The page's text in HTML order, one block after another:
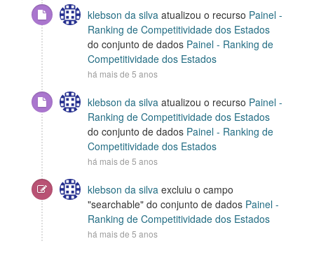
klebson da silva atualizou o recurso Painel -
Ranking de Competitividade dos Estados
do conjunto de dados Painel - Ranking de
Competitividade dos Estados
há mais de 5 anos
klebson da silva atualizou o recurso Painel -
Ranking de Competitividade dos Estados
do conjunto de dados Painel - Ranking de
Competitividade dos Estados
há mais de 5 anos
klebson da silva excluiu o campo
"searchable" do conjunto de dados Painel -
Ranking de Competitividade dos Estados
há mais de 5 anos